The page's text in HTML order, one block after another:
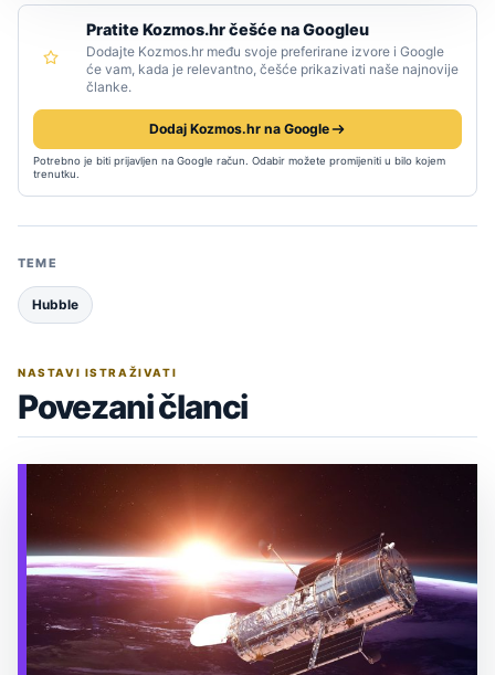
Pratite Kozmos.hr češće na Googleu
Dodajte Kozmos.hr među svoje preferirane izvore i Google
će vam, kada je relevantno, češće prikazivati naše najnovije
članke.
Dodaj Kozmos.hr na Google
Potrebno je biti prijavljen na Google račun. Odabir možete promijeniti u bilo kojem
trenutku.
TEME
Hubble
NASTAVI ISTRAŽIVATI
Povezani članci